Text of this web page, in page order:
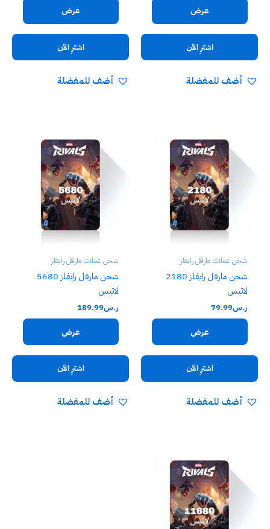
عرض
اشترِ الآن
أضف للمفضلة
عرض
اشترِ الآن
أضف للمفضلة
شحن عملات مارفل رايفلز
شحن مارفل رايفلز 2180
لاتيس
ر.س79.99
عرض
اشترِ الآن
أضف للمفضلة
شحن عملات مارفل رايفلز
شحن مارفل رايفلز 5680
لاتيس
ر.س189.99
عرض
اشترِ الآن
أضف للمفضلة